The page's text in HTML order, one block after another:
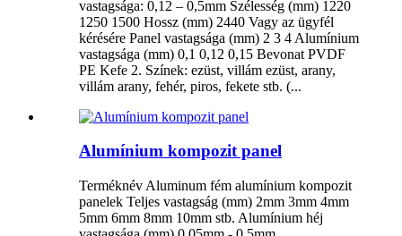
vastagsága: 0,12 – 0,5mm Szélesség (mm) 1220
1250 1500 Hossz (mm) 2440 Vagy az ügyfél
kérésére Panel vastagsága (mm) 2 3 4 Alumínium
vastagsága (mm) 0,1 0,12 0,15 Bevonat PVDF
PE Kefe 2. Színek: ezüst, villám ezüst, arany,
villám arany, fehér, piros, fekete stb. (...
Alumínium kompozit panel
Terméknév Aluminum fém alumínium kompozit
panelek Teljes vastagság (mm) 2mm 3mm 4mm
5mm 6mm 8mm 10mm stb. Alumínium héj